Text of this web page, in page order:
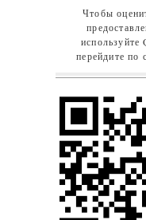
Чтобы
используйте
перейдите по